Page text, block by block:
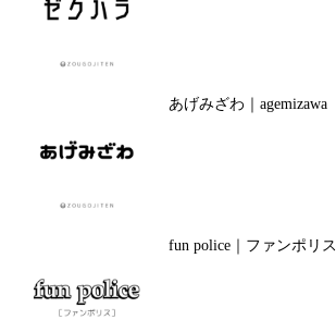
あげみざわ｜agemizawa
fun police｜ファンポリス